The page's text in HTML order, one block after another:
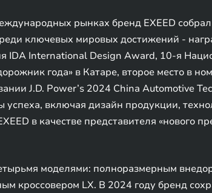
рынках бренд EXEED
ключевых мировых достижений -
IDA International Design Award, 10-я
года» в Катаре, второе место в
J.D. Power’s 2024 China Automotive
включая дизайн продукции,
в качестве представителя «нового
моделями: полноразмерным
кроссовером LX. В 2024 году бренд